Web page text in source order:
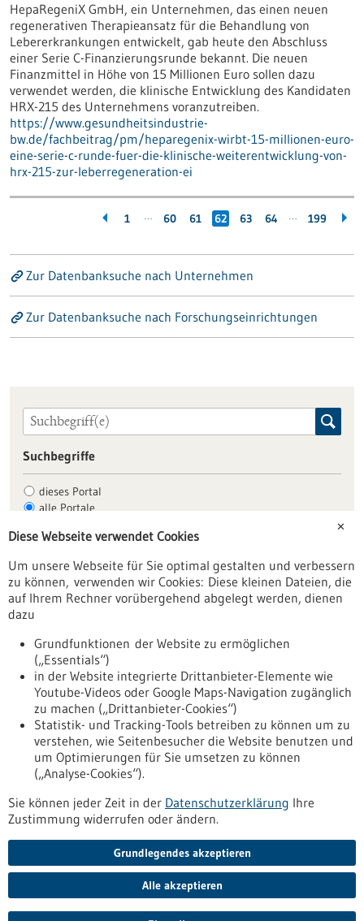
HepaRegeniX GmbH, ein Unternehmen, das einen neuen
regenerativen Therapieansatz für die Behandlung von
Lebererkrankungen entwickelt, gab heute den Abschluss
einer Serie C-Finanzierungsrunde bekannt. Die neuen
Finanzmittel in Höhe von 15 Millionen Euro sollen dazu
verwendet werden, die klinische Entwicklung des Kandidaten
HRX-215 des Unternehmens voranzutreiben.
https://www.gesundheitsindustrie-
bw.de/fachbeitrag/pm/heparegenix-wirbt-15-millionen-euro-
eine-serie-c-runde-fuer-die-klinische-weiterentwicklung-von-
hrx-215-zur-leberregeneration-ei
1 … 60 61 62 63 64 … 199
Zur Datenbanksuche nach Unternehmen
Zur Datenbanksuche nach Forschungseinrichtungen
Suchbegriffe
dieses Portal
alle Portale
Allgemein
Fachbeiträge
Förderungen
Veranstaltungen
Erscheinungsdatum
zurücksetzen
anzeigen
✕
Diese Webseite verwendet Cookies
Um unsere Webseite für Sie optimal gestalten und verbessern
zu können, verwenden wir Cookies: Diese kleinen Dateien, die
auf Ihrem Rechner vorübergehend abgelegt werden, dienen
dazu
Grundfunktionen der Website zu ermöglichen
(„Essentials“)
in der Website integrierte Drittanbieter-Elemente wie
Youtube-Videos oder Google Maps-Navigation zugänglich
zu machen („Drittanbieter-Cookies“)
Statistik- und Tracking-Tools betreiben zu können um zu
verstehen, wie Seitenbesucher die Website benutzen und
um Optimierungen für Sie umsetzen zu können
(„Analyse-Cookies“).
Sie können jeder Zeit in der Datenschutzerklärung Ihre
Zustimmung widerrufen oder ändern.
Grundlegendes akzeptieren
Alle akzeptieren